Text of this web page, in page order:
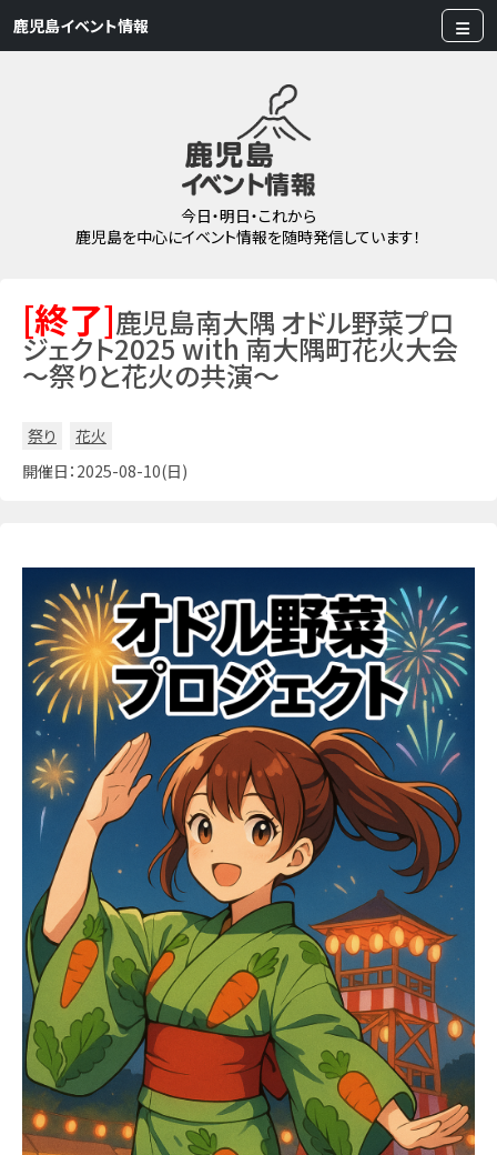
鹿児島イベント情報
今日・明日・これから
鹿児島を中心にイベント情報を随時発信しています！
[終了]鹿児島南大隅 オドル野菜プロ
ジェクト2025 with 南大隅町花火大会
～祭りと花火の共演～
祭り
花火
開催日：2025-08-10(日)